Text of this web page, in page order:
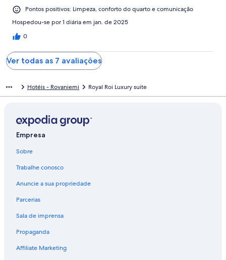
Pontos positivos: Limpeza, conforto do quarto e comunicação
Hospedou-se por 1 diária em jan. de 2025
0
Ver todas as 7 avaliações
Hotéis - Rovaniemi Royal Roi Luxury suite
Empresa
Sobre
Trabalhe conosco
Anuncie a sua propriedade
Parcerias
Sala de imprensa
Propaganda
Affiliate Marketing